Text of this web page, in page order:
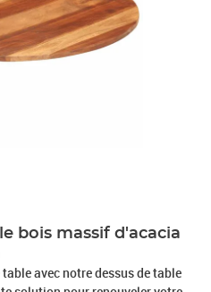
bois massif d'acacia
avec notre dessus de table